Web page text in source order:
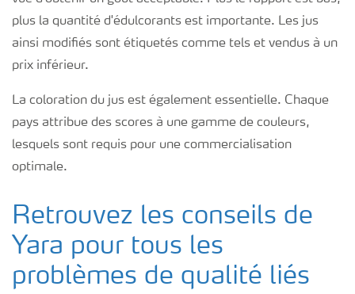
plus la quantité d'édulcorants est importante. Les jus
ainsi modifiés sont étiquetés comme tels et vendus à un
prix inférieur.
La coloration du jus est également essentielle. Chaque
pays attribue des scores à une gamme de couleurs,
lesquels sont requis pour une commercialisation
optimale.
Retrouvez les conseils de
Yara pour tous les
problèmes de qualité liés